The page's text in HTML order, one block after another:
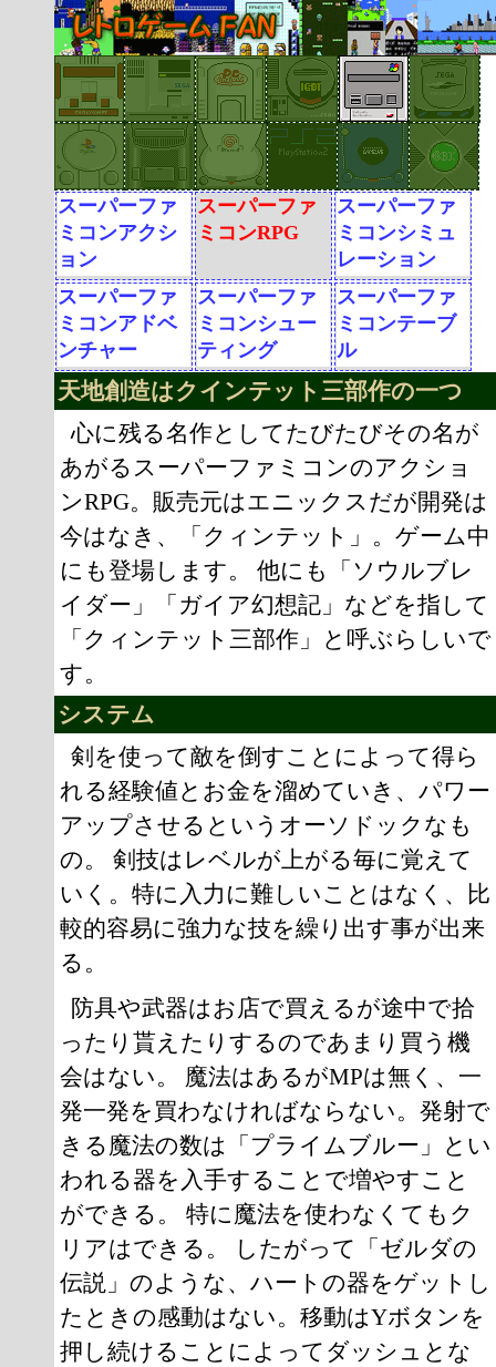
スーパーファ
ミコンアクシ
ョン
スーパーファ
ミコンRPG
スーパーファ
ミコンシミュ
レーション
スーパーファ
ミコンアドベ
ンチャー
スーパーファ
ミコンシュー
ティング
スーパーファ
ミコンテーブ
ル
天地創造はクインテット三部作の一つ
心に残る名作としてたびたびその名が
あがるスーパーファミコンのアクショ
ンRPG。販売元はエニックスだが開発は
今はなき、「クィンテット」。ゲーム中
にも登場します。 他にも「ソウルブレ
イダー」「ガイア幻想記」などを指して
「クィンテット三部作」と呼ぶらしいで
す。
システム
剣を使って敵を倒すことによって得ら
れる経験値とお金を溜めていき、パワー
アップさせるというオーソドックなも
の。 剣技はレベルが上がる毎に覚えて
いく。特に入力に難しいことはなく、比
較的容易に強力な技を繰り出す事が出来
る。
防具や武器はお店で買えるが途中で拾
ったり貰えたりするのであまり買う機
会はない。 魔法はあるがMPは無く、一
発一発を買わなければならない。発射で
きる魔法の数は「プライムブルー」とい
われる器を入手することで増やすこと
ができる。 特に魔法を使わなくてもク
リアはできる。 したがって「ゼルダの
伝説」のような、ハートの器をゲットし
たときの感動はない。移動はYボタンを
押し続けることによってダッシュとな